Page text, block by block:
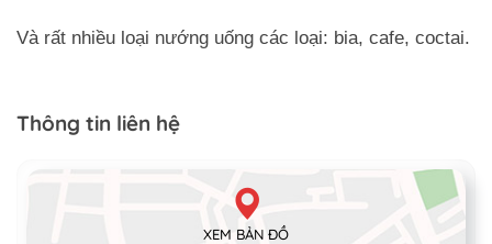
Và rất nhiều loại nướng uống các loại: bia, cafe, coctai.
Thông tin liên hệ
XEM BẢN ĐỒ